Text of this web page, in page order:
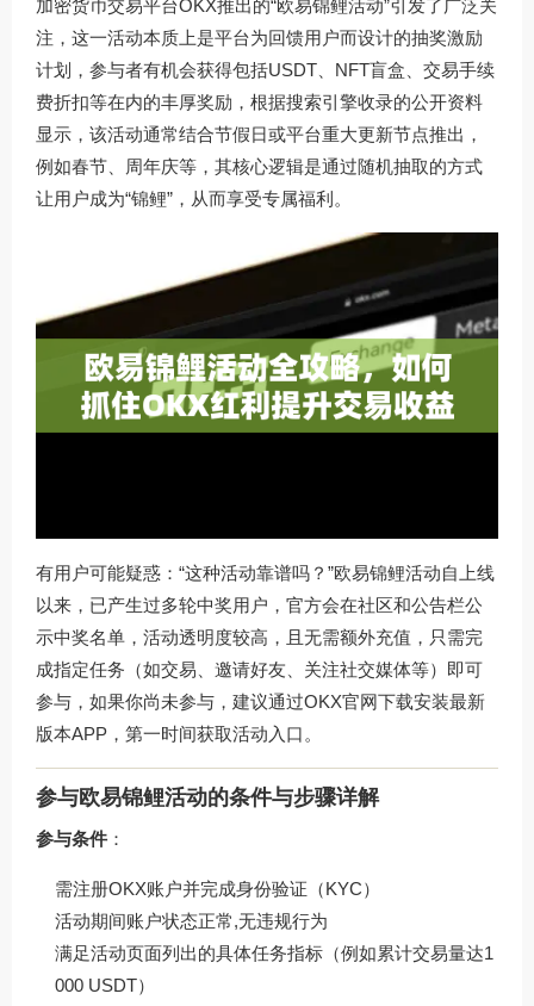
加密货币交易平台OKX推出的“欧易锦鲤活动”引发了广泛关
注，这一活动本质上是平台为回馈用户而设计的抽奖激励
计划，参与者有机会获得包括USDT、NFT盲盒、交易手续
费折扣等在内的丰厚奖励，根据搜索引擎收录的公开资料
显示，该活动通常结合节假日或平台重大更新节点推出，
例如春节、周年庆等，其核心逻辑是通过随机抽取的方式
让用户成为“锦鲤”，从而享受专属福利。
有用户可能疑惑：“这种活动靠谱吗？”欧易锦鲤活动自上线
以来，已产生过多轮中奖用户，官方会在社区和公告栏公
示中奖名单，活动透明度较高，且无需额外充值，只需完
成指定任务（如交易、邀请好友、关注社交媒体等）即可
参与，如果你尚未参与，建议通过OKX官网下载安装最新
版本APP，第一时间获取活动入口。
参与欧易锦鲤活动的条件与步骤详解
参与条件 ：
需注册OKX账户并完成身份验证（KYC）
活动期间账户状态正常,无违规行为
满足活动页面列出的具体任务指标（例如累计交易量达1
000 USDT）